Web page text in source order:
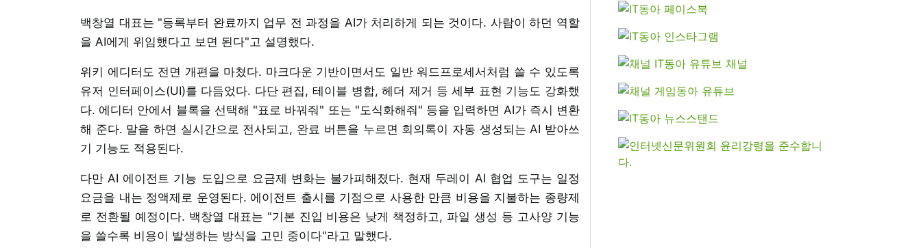
백창열 대표는 "등록부터 완료까지 업무 전 과정을 AI가 처리하게 되는 것이다. 사람이 하던 역할
을 AI에게 위임했다고 보면 된다"고 설명했다.
위키 에디터도 전면 개편을 마쳤다. 마크다운 기반이면서도 일반 워드프로세서처럼 쓸 수 있도록
유저 인터페이스(UI)를 다듬었다. 다단 편집, 테이블 병합, 헤더 제거 등 세부 표현 기능도 강화했
다. 에디터 안에서 블록을 선택해 "표로 바꿔줘" 또는 "도식화해줘" 등을 입력하면 AI가 즉시 변환
해 준다. 말을 하면 실시간으로 전사되고, 완료 버튼을 누르면 회의록이 자동 생성되는 AI 받아쓰
기 기능도 적용된다.
다만 AI 에이전트 기능 도입으로 요금제 변화는 불가피해졌다. 현재 두레이 AI 협업 도구는 일정
요금을 내는 정액제로 운영된다. 에이전트 출시를 기점으로 사용한 만큼 비용을 지불하는 종량제
로 전환될 예정이다. 백창열 대표는 "기본 진입 비용은 낮게 책정하고, 파일 생성 등 고사양 기능
을 쓸수록 비용이 발생하는 방식을 고민 중이다"라고 말했다.